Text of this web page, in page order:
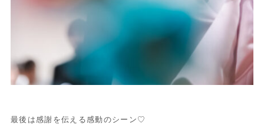
最後は感謝を伝える感動のシーン♡